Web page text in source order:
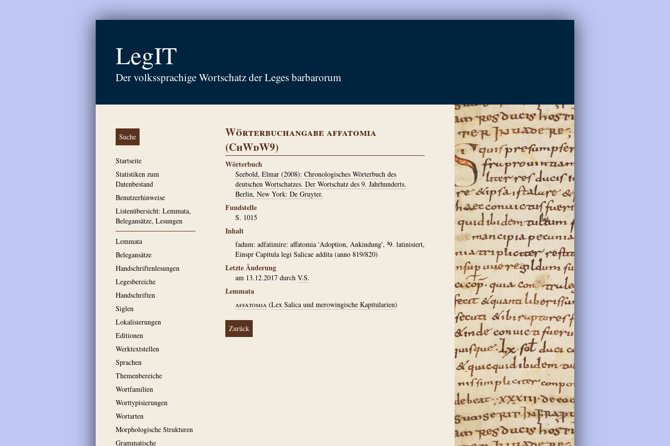
LegIT
Der volkssprachige Wortschatz der Leges barbarorum
Suche
Startseite
Statistiken zum
Datenbestand
Benutzerhinweise
Listenübersicht: Lemmata,
Belegansätze, Lesungen
Lemmata
Belegansätze
Handschriftenlesungen
Legesbereiche
Handschriften
Siglen
Lokalisierungen
Editionen
Werktextstellen
Sprachen
Themenbereiche
Wortfamilien
Worttypisierungen
Wortarten
Morphologische Strukturen
Grammatische
Wörterbuchangabe affatomia
(ChWdW9)
Wörterbuch
Seebold, Elmar (2008): Chronologisches Wörterbuch des
deutschen Wortschatzes. Der Wortschatz des 9. Jahrhunderts.
Berlin, New York: De Gruyter.
Fundstelle
S. 1015
Inhalt
fadum: adfatimire: affatomia 'Adoption, Ankindung', ³9. latinisiert,
Einspr Capitula legi Salicae addita (anno 819/820)
Letzte Änderung
am 13.12.2017 durch V.S.
Lemmata
affatomia (Lex Salica und merowingische Kapitularien)
Zurück